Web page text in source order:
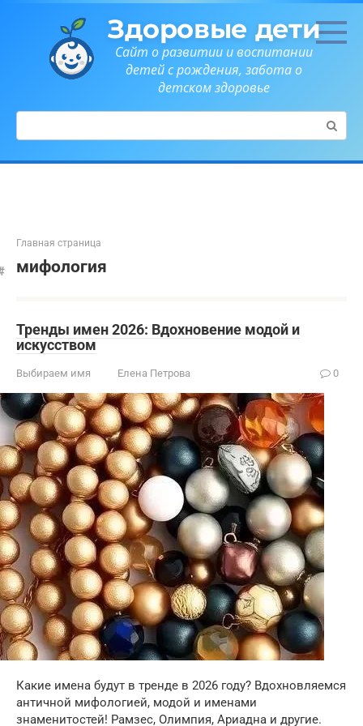
Здоровые дети
Сайт о развитии и воспитании
детей с рождения, забота о
детском здоровье
Поиск:
Главная страница
мифология
Тренды имен 2026: Вдохновение модой и
искусством
Выбираем имя Елена Петрова 0
Какие имена будут в тренде в 2026 году? Вдохновляемся
античной мифологией, модой и именами
знаменитостей! Рамзес, Олимпия, Ариадна и другие.